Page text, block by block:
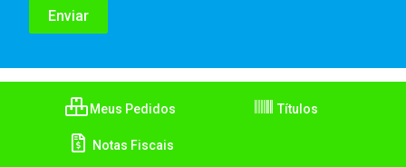
Meus Pedidos Títulos
Notas Fiscais